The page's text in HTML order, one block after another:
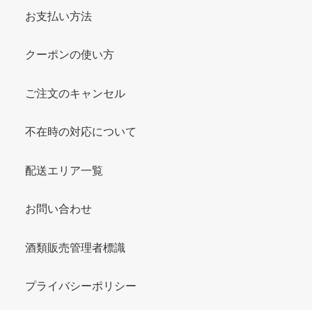
お支払い方法
クーポンの使い方
ご注文のキャンセル
不在時の対応について
配送エリア一覧
お問い合わせ
酒類販売管理者標識
プライバシーポリシー